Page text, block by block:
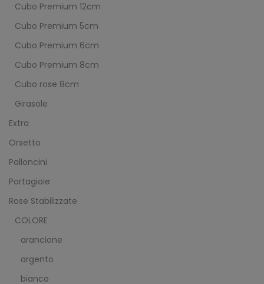
Cubo Premium 12cm
Cubo Premium 5cm
Cubo Premium 6cm
Cubo Premium 8cm
Cubo rose 8cm
Girasole
Extra
Orsetto
Palloncini
Portagioie
Rose Stabilizzate
COLORE
arancione
argento
bianco